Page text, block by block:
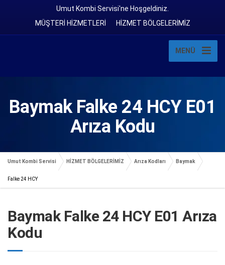
Umut Kombi Servisi'ne Hoşgeldiniz.
MÜŞTERİ HİZMETLERİ
HİZMET BÖLGELERİMİZ
MENÜ
Baymak Falke 24 HCY E01
Arıza Kodu
Umut Kombi Servisi HİZMET BÖLGELERİMİZ Arıza Kodları Baymak
Falke 24 HCY
Baymak Falke 24 HCY E01 Arıza
Kodu